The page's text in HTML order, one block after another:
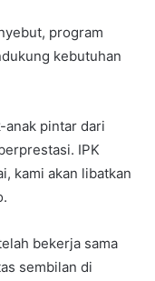
program
kebutuhan
anak pintar dari
IPK
kami akan libatkan
bekerja sama
sembilan di